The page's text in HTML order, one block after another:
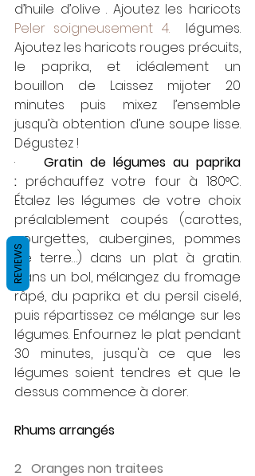
Peler soigneusement 4.
légumes.
Ajoutez les haricots rouges précuits,
le paprika, et idéalement un
bouillon de Laissez mijoter 20
minutes puis mixez l’ensemble
jusqu’à obtention d’une soupe lisse.
Dégustez !
· Gratin de légumes au paprika
: préchauffez votre four à 180°C.
Étalez les légumes de votre choix
préalablement coupés (carottes,
courgettes, aubergines, pommes
de terre…) dans un plat à gratin.
Dans un bol, mélangez du fromage
râpé, du paprika et du persil ciselé,
puis répartissez ce mélange sur les
légumes. Enfournez le plat pendant
30 minutes, jusqu'à ce que les
légumes soient tendres et que le
dessus commence à dorer.
2   Oranges non traitees
REVIEWS